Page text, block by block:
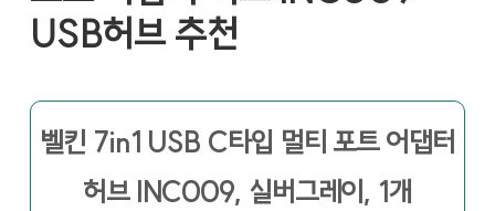
USB허브 추천
벨킨 7in1 USB C타입 멀티 포트 어댑터
허브 INC009, 실버그레이, 1개